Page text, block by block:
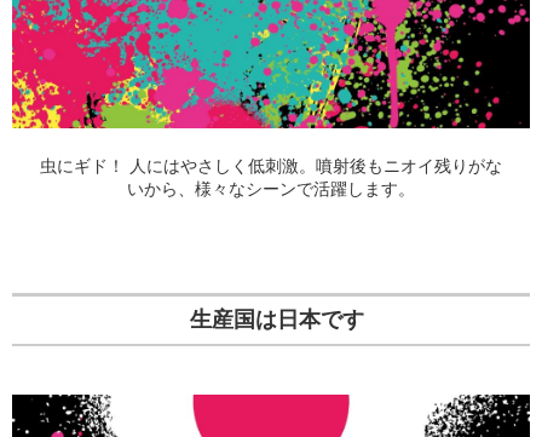
虫にギド！ 人にはやさしく低刺激。噴射後もニオイ残りがな
いから、様々なシーンで活躍します。
生産国は日本です